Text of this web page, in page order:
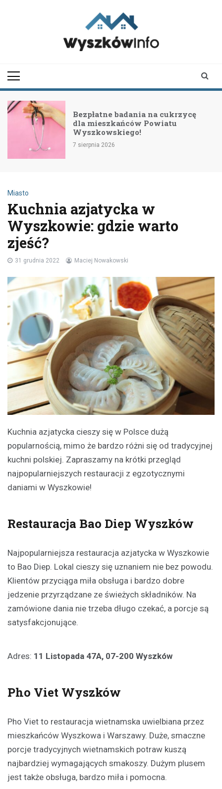
Bezpłatne badania na cukrzycę
dla mieszkańców Powiatu
Wyszkowskiego!
7 sierpnia 2026
Miasto
Kuchnia azjatycka w
Wyszkowie: gdzie warto
zjeść?
31 grudnia 2022 Maciej Nowakowski
Kuchnia azjatycka cieszy się w Polsce dużą
popularnością, mimo że bardzo różni się od tradycyjnej
kuchni polskiej. Zapraszamy na krótki przegląd
najpopularniejszych restauracji z egzotycznymi
daniami w Wyszkowie!
Restauracja Bao Diep Wyszków
Najpopularniejsza restauracja azjatycka w Wyszkowie
to Bao Diep. Lokal cieszy się uznaniem nie bez powodu.
Klientów przyciąga miła obsługa i bardzo dobre
jedzenie przyrządzane ze świeżych składników. Na
zamówione dania nie trzeba długo czekać, a porcje są
satysfakcjonujące.
Adres: 11 Listopada 47A, 07-200 Wyszków
Pho Viet Wyszków
Pho Viet to restauracja wietnamska uwielbiana przez
mieszkańców Wyszkowa i Warszawy. Duże, smaczne
porcje tradycyjnych wietnamskich potraw kuszą
najbardziej wymagających smakoszy. Dużym plusem
jest także obsługa, bardzo miła i pomocna.